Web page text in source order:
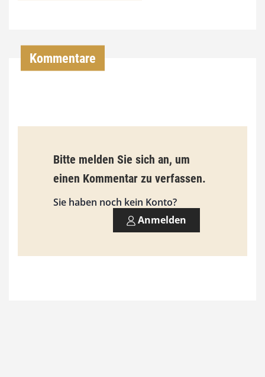
€
i
s
9
0
Kommentare
Bitte melden Sie sich an, um
einen Kommentar zu verfassen.
Sie haben noch kein Konto?
Anmelden